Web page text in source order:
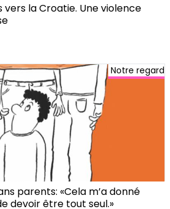
vers la Croatie. Une violence
Notre regard
parents: «Cela m’a donné
devoir être tout seul.»